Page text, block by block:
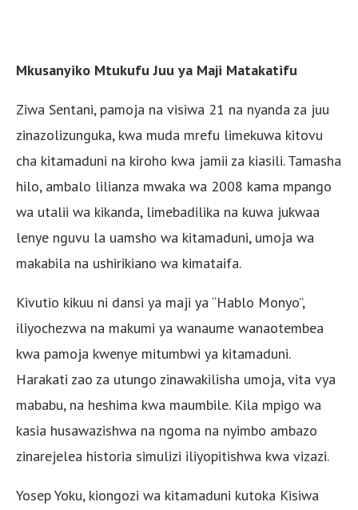
Mkusanyiko Mtukufu Juu ya Maji Matakatifu
Ziwa Sentani, pamoja na visiwa 21 na nyanda za juu
zinazolizunguka, kwa muda mrefu limekuwa kitovu
cha kitamaduni na kiroho kwa jamii za kiasili. Tamasha
hilo, ambalo lilianza mwaka wa 2008 kama mpango
wa utalii wa kikanda, limebadilika na kuwa jukwaa
lenye nguvu la uamsho wa kitamaduni, umoja wa
makabila na ushirikiano wa kimataifa.
Kivutio kikuu ni dansi ya maji ya “Hablo Monyo”,
iliyochezwa na makumi ya wanaume wanaotembea
kwa pamoja kwenye mitumbwi ya kitamaduni.
Harakati zao za utungo zinawakilisha umoja, vita vya
mababu, na heshima kwa maumbile. Kila mpigo wa
kasia husawazishwa na ngoma na nyimbo ambazo
zinarejelea historia simulizi iliyopitishwa kwa vizazi.
Yosep Yoku, kiongozi wa kitamaduni kutoka Kisiwa